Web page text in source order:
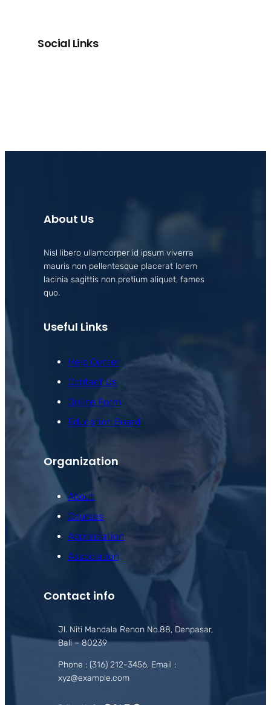
Social Links
About Us
Nisl libero ullamcorper id ipsum viverra
mauris non pellentesque placerat lorem
lacinia sagittis non pretium aliquet, fames
quo.
Useful Links
Help Center
Contact Us
Online Form
Education Board
Organization
About
Courses
Appreciation
Association
Contact info
Jl. Niti Mandala Renon No.88, Denpasar,
Bali – 80239
Phone : (316) 212-3456, Email :
xyz@example.com